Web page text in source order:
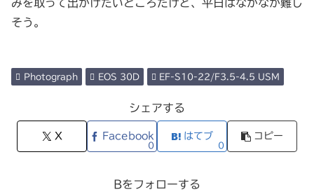
みを取って出かけたいところだけど、平日はなかなか難し
そう。
Photograph EOS 30D EF-S10-22/F3.5-4.5 USM
シェアする
X Facebook
0
はてブ
0
コピー
Bをフォローする